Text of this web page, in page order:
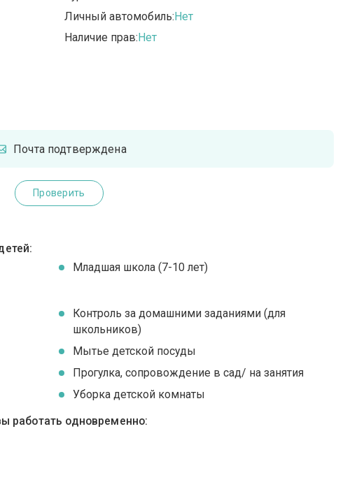
Личный автомобиль:Нет
Наличие прав:Нет
Почта подтверждена
Проверить
Младшая школа (7-10 лет)
Контроль за домашними заданиями (для
школьников)
Мытье детской посуды
Прогулка, сопровождение в сад/ на занятия
Уборка детской комнаты
работать одновременно: